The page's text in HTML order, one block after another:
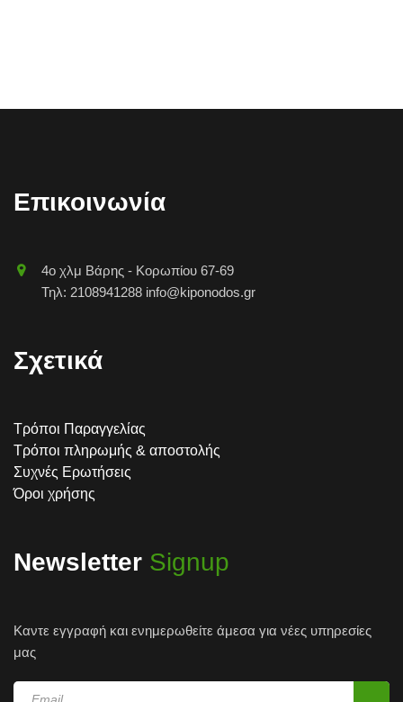
Επικοινωνία
4o χλμ Βάρης - Κορωπίου 67-69
Τηλ: 2108941288 info@kiponodos.gr
Σχετικά
Τρόποι Παραγγελίας
Τρόποι πληρωμής & αποστολής
Συχνές Ερωτήσεις
Όροι χρήσης
Newsletter Signup
Καντε εγγραφή και ενημερωθείτε άμεσα για νέες υπηρεσίες
μας